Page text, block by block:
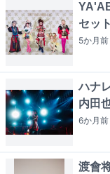
セッ
5か月前
ハナ
内田
6か月前
渡會